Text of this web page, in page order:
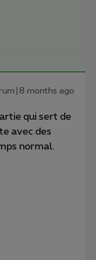
months ago
qui sert de
avec des
normal.